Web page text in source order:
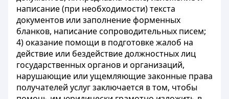
написание (при необходимости) текста
документов или заполнение форменных
бланков, написание сопроводительных писем;
4) оказание помощи в подготовке жалоб на
действие или бездействие должностных лиц
государственных органов и организаций,
нарушающие или ущемляющие законные права
получателей услуг заключается в том, чтобы